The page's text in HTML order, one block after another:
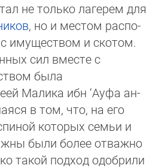
не только лагерем для
, но и местом рас­по­
имуществом и скотом.
сил вместе с
была
Малика ибн ‘Ауфа ан-
в том, что, на его
которых семьи и
были бо­лее отважно
такой подход одобрили